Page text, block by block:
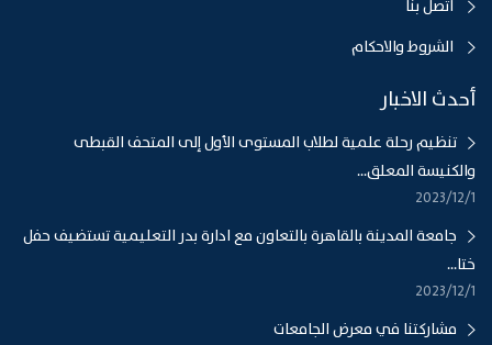
اتصل بنا
الشروط والاحكام
أحدث الاخبار
تنظيم رحلة علمية لطلاب المستوى الأول إلى المتحف القبطى
والكنيسة المعلق...
1‏‏/12‏‏/2023
جامعة المدينة بالقاهرة بالتعاون مع ادارة بدر التعليمية تستضيف حفل
ختا...
1‏‏/12‏‏/2023
مشاركتنا في معرض الجامعات